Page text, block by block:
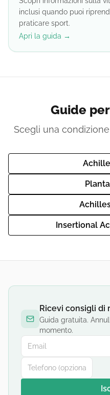
inclusi quando puoi
praticare sport.
Apri la guida →
Guide
Scegli una
Insertional
Ricevi consigli di
Guida gratuita.
momento.